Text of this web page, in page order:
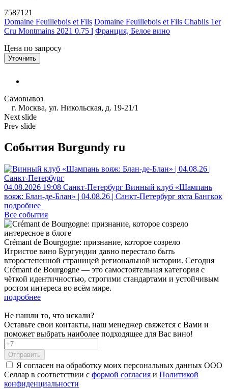
7587121
Domaine Feuillebois et Fils Domaine Feuillebois et Fils Chablis 1er
Cru Montmains 2021 0.75 l Франция, Белое вино
Цена по запросу
Уточнить
Самовывоз
г. Москва, ул. Никольская, д. 19-21/1
Next slide
Prev slide
События Burgundy ru
04.08.2026 19:08 Санкт-Петербург Винный клуб «Шампань
вояж: Блан-де-Блан» | 04.08.26 | Санкт-Петербург яхта Бангкок
подробнее
Все события
интересное в блоге
Crémant de Bourgogne: признание, которое созрело
Игристое вино Бургундии давно перестало быть
второстепенной страницей региональной истории. Сегодня
Crémant de Bourgogne — это самостоятельная категория с
чёткой идентичностью, строгими стандартами и устойчивым
ростом интереса во всём мире.
подробнее
Не нашли то, что искали?
Оставьте свои контакты, наш менеджер свяжется с Вами и
поможет выбрать наиболее подходящее для Вас вино!
Отправить
Я согласен на обработку моих персональных данных ООО
Селлар в соответствии с формой согласия и Политикой
конфиденциальности